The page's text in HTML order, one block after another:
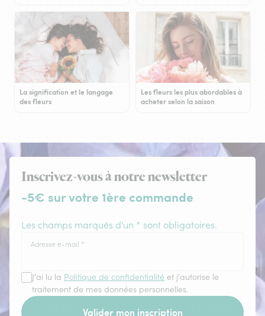
La signification et le langage
des fleurs
Les fleurs les plus abordables à
acheter selon la saison
Inscrivez-vous à notre newsletter
-5€ sur votre 1ère commande
Les champs marqués d'un * sont obligatoires.
Adresse e-mail *
J'ai lu la Politique de confidentialité et j'autorise le
traitement de mes données personnelles.
Valider mon inscription